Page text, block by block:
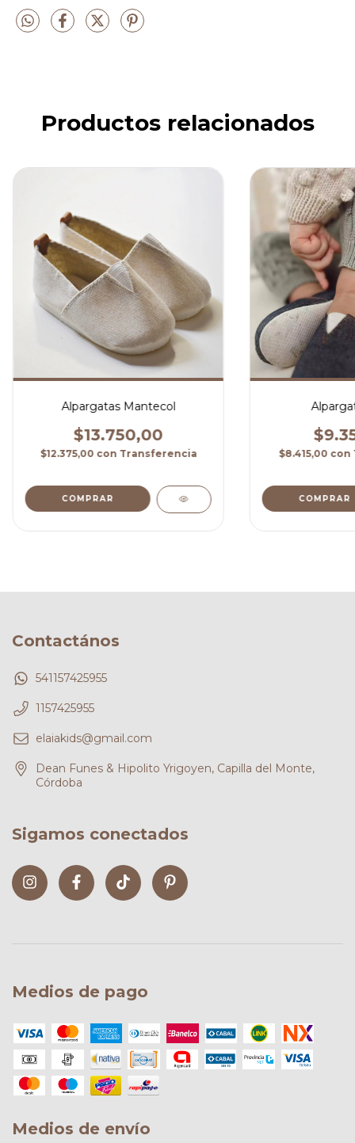
Productos relacionados
Alpargatas Mantecol
$13.750,00
$12.375,00 con Transferencia
COMPRAR
$8.415,00 con
COMPRAR
Contactános
541157425955
1157425955
elaiakids@gmail.com
Dean Funes & Hipolito Yrigoyen, Capilla del Monte,
Córdoba
Sigamos conectados
Medios de pago
Medios de envío